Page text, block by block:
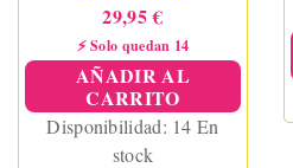
29,95 €
⚡ Solo quedan 14
AÑADIR AL
CARRITO
Disponibilidad: 14 En
stock